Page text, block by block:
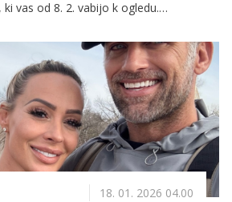
vas od 8. 2. vabijo k ogledu.
slovenski duh ter odražajo našo
18. 01. 2026 04.00